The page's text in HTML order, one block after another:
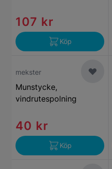
107 kr
Köp
mekster
Munstycke,
vindrutespolning
40 kr
Köp